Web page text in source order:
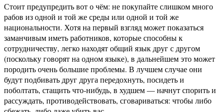
Стоит предупредить вот о чём: не покупайте слишком много
рабов из одной и той же среды или одной и той же
национальности. Хотя на первый взгляд может показаться
заманчивым иметь работников, которые способны к
сотрудничеству, легко находят общий язык друг с другом
(поскольку говорят на одном языке), в дальнейшем это может
породить очень большие проблемы. В лучшем случае они
будут подбивать друг друга передохнуть, посидеть и
поболтать, стащить что-нибудь, в худшем — начнут спорить и
рассуждать, противодействовать, сговариваться: чтобы либо